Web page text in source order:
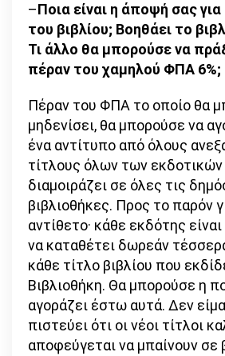
–Ποια είναι η άποψή σας για
του βιβλίου; Βοηθάει το
Τι άλλο θα μπορούσε να
πέραν του χαμηλού ΦΠΑ 6%;
Πέραν του ΦΠΑ το οποίο θα
μηδενίσει, θα μπορούσε να
ένα αντίτυπο από όλους
τίτλους όλων των εκδοτικών
διαμοιράζει σε όλες τις
βιβλιοθήκες. Προς το παρόν
αντίθετο· κάθε εκδότης
να καταθέτει δωρεάν
κάθε τίτλο βιβλίου που
Βιβλιοθήκη. Θα μπορούσε η
αγοράζει έστω αυτά. Δεν
πιστεύει ότι οι νέοι τίτλοι
αποφεύγεται να μπαίνουν σε